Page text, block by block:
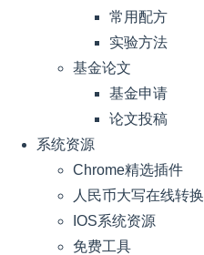
常用配方
实验方法
基金论文
基金申请
论文投稿
系统资源
Chrome精选插件
人民币大写在线转换
IOS系统资源
免费工具